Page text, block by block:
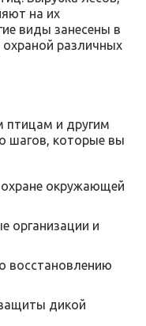
на их
виды занесены в
различных
птицам и другим
шагов, которые вы
окружающей
организации и
восстановлению
дикой